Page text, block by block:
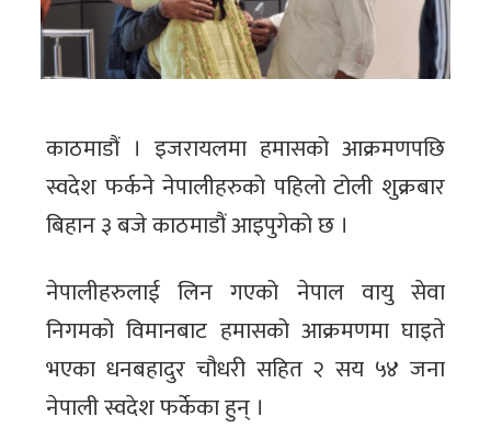
काठमाडौं । इजरायलमा हमासको आक्रमणपछि
स्वदेश फर्कने नेपालीहरुको पहिलो टोली शुक्रबार
बिहान ३ बजे काठमाडौं आइपुगेको छ ।
नेपालीहरुलाई लिन गएको नेपाल वायु सेवा
निगमको विमानबाट हमासको आक्रमणमा घाइते
भएका धनबहादुर चौधरी सहित २ सय ५४ जना
नेपाली स्वदेश फर्केका हुन् ।